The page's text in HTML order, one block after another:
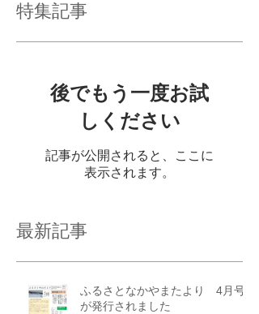
特集記事
後でもう一度お試
しください
記事が公開されると、ここに
表示されます。
最新記事
ふるさとなかやまたより 4月号
が発行されました